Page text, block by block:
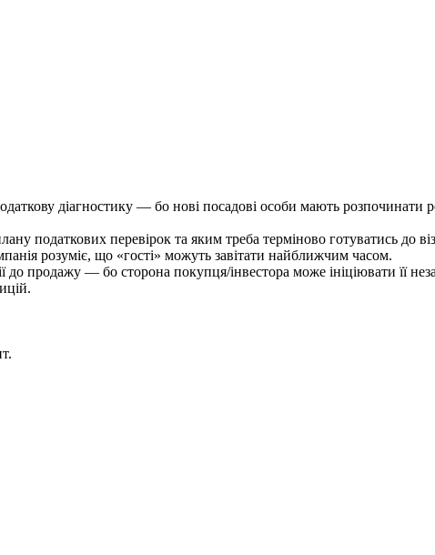
діагностику — бо нові посадові особи мають розпочинати
податкових перевірок та яким треба терміново готуватись до
розуміє, що «гості» можуть завітати найближчим часом.
до продажу — бо сторона покупця/інвестора може ініціювати її